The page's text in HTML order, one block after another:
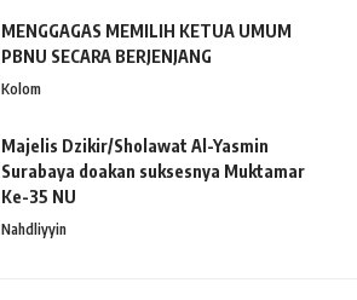
MENGGAGAS MEMILIH KETUA UMUM
PBNU SECARA BERJENJANG
Kolom
Majelis Dzikir/Sholawat Al-Yasmin
Surabaya doakan suksesnya Muktamar
Ke-35 NU
Nahdliyyin